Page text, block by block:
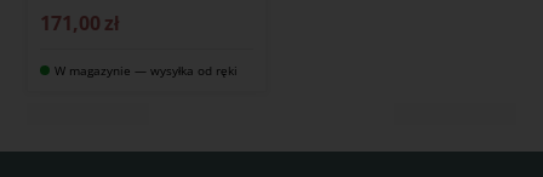
171,00 zł
W magazynie — wysyłka od ręki